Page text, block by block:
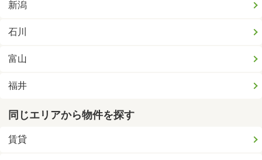
新潟
石川
富山
福井
同じエリアから物件を探す
賃貸